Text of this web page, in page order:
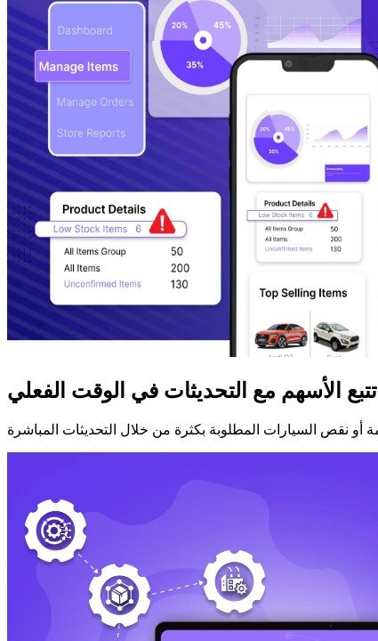
تتبع الأسهم مع التحديثات في الوقت الفعلي